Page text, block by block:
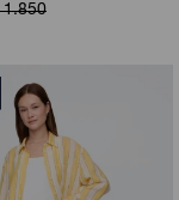
1.850